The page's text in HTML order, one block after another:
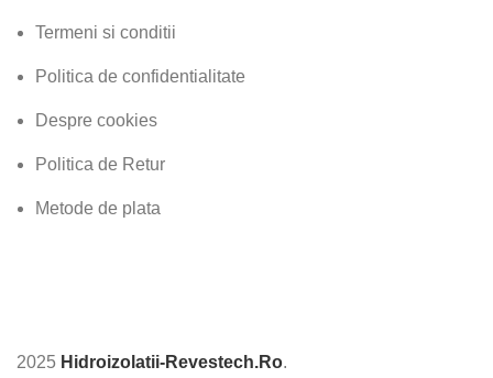
Termeni si conditii
Politica de confidentialitate
Despre cookies
Politica de Retur
Metode de plata
2025 Hidroizolatii-Revestech.Ro.